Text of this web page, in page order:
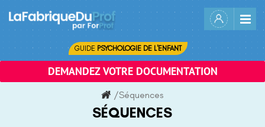
content
GUIDE PSYCHOLOGIE DE L'ENFANT
DEMANDEZ VOTRE DOCUMENTATION
/Séquences
SÉQUENCES